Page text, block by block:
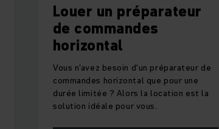
Louer un préparateur
de commandes
horizontal
Vous n'avez besoin d'un préparateur de
commandes horizontal que pour une
durée limitée ? Alors la location est la
solution idéale pour vous.